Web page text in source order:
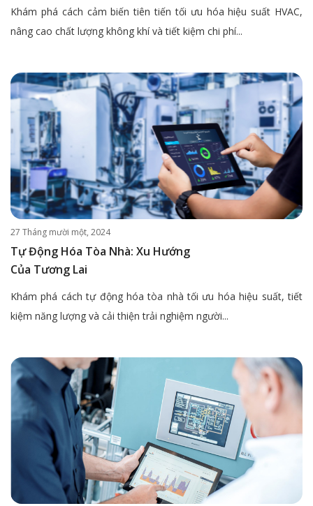
Khám phá cách cảm biến tiên tiến tối ưu hóa hiệu suất HVAC,
nâng cao chất lượng không khí và tiết kiệm chi phí...
27 Tháng mười một, 2024
Tự Động Hóa Tòa Nhà: Xu Hướng
Của Tương Lai
Khám phá cách tự động hóa tòa nhà tối ưu hóa hiệu suất, tiết
kiệm năng lượng và cải thiện trải nghiệm người...